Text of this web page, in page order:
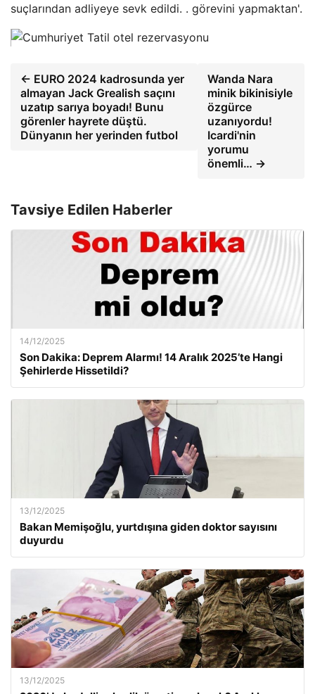
suçlarından adliyeye sevk edildi. . görevini yapmaktan'.
← EURO 2024 kadrosunda yer
almayan Jack Grealish saçını
uzatıp sarıya boyadı! Bunu
görenler hayrete düştü.
Dünyanın her yerinden futbol
Wanda Nara
minik bikinisiyle
özgürce
uzanıyordu!
Icardi'nin
yorumu
önemli… →
Tavsiye Edilen Haberler
14/12/2025
Son Dakika: Deprem Alarmı! 14 Aralık 2025’te Hangi
Şehirlerde Hissetildi?
13/12/2025
Bakan Memişoğlu, yurtdışına giden doktor sayısını
duyurdu
13/12/2025